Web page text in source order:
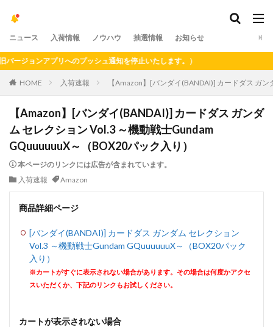
ニュース 入荷情報 ノウハウ 抽選情報 お知らせ
ンアプリへのプッシュ通知を停止いたします。）
HOME 入荷速報 【Amazon】[バンダイ(BANDAI)] カードダス ガ
【Amazon】[バンダイ(BANDAI)] カードダス ガンダ
ム セレクション Vol.3 ～機動戦士Gundam
GQuuuuuuX～（BOX20パック入り）
本ページのリンクには広告が含まれています。
入荷速報
Amazon
商品詳細ページ
[バンダイ(BANDAI)] カードダス ガンダム セレクション
Vol.3 ～機動戦士Gundam GQuuuuuuX～（BOX20パック
入り）
※カートがすぐに表示されない場合があります。その場合は何度かアクセ
スいただくか、下記のリンクもお試しください。
カートが表示されない場合